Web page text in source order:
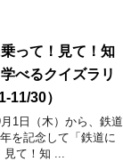
って！見て！知
べるクイズラリ
11/30）
1日（木）から、鉄道
を記念して「鉄道に
見て！知 ...